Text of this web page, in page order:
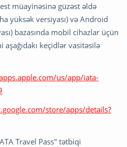
müayinəsinə güzəst əldə
yüksək versiyası) və Android
bazasında mobil cihazlar üçün
keçidlər vasitəsilə
us/app/iata-
store/apps/details?
Travel Pass" tətbiqi